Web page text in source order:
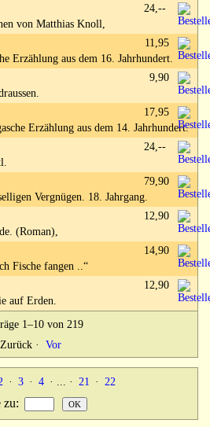
von Matthias Knoll,
24,--
Erzählung aus dem 16. Jahrhundert.
11,95
9,90
Erzählung aus dem 14. Jahrhundert.
17,95
24,--
Vergnügen. 18. Jahrgang.
79,90
(Roman),
12,90
Fische fangen ..“
14,90
auf Erden.
12,90
1–10 von 219
Zurück· Vor
· 3 · 4 · ... · 21 · 22
zu: